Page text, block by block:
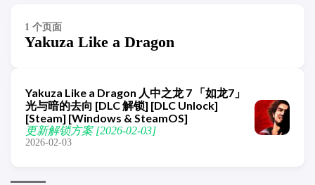
1 个页面
Yakuza Like a Dragon
Yakuza Like a Dragon 人中之龙 7 「如龙7」
光与暗的去向 [DLC 解锁] [DLC Unlock]
[Steam] [Windows & SteamOS]
更新解锁方案 [2026-02-03]
2026-02-03